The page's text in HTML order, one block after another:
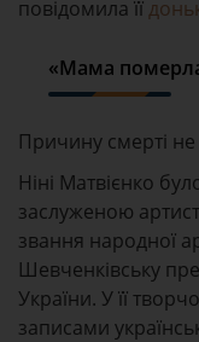
повідомила її
«Мама
Причину смерті
Ніні Матвієнко
заслуженою
звання народної
Шевченківську
України. У її
записами